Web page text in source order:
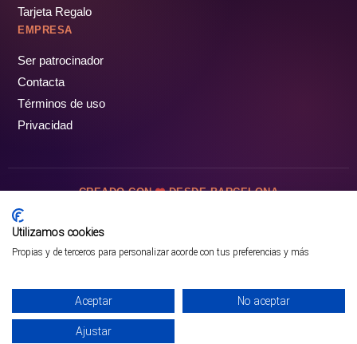
Tarjeta Regalo
EMPRESA
Ser patrocinador
Contacta
Términos de uso
Privacidad
CREADO CON DESDE BARCELONA
Utilizamos cookies
Propias y de terceros para personalizar acorde con tus preferencias y más
Aceptar No aceptar
Ajustar